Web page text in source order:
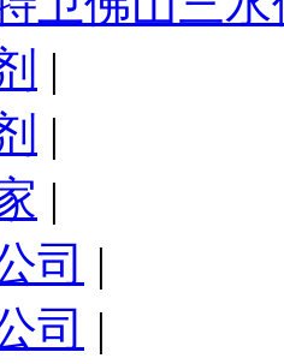
|
|
|
司 |
司 |